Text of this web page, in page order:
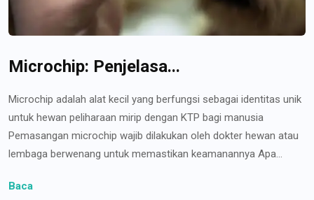
Microchip: Penjelasa...
Microchip adalah alat kecil yang berfungsi sebagai identitas unik
untuk hewan peliharaan mirip dengan KTP bagi manusia
Pemasangan microchip wajib dilakukan oleh dokter hewan atau
lembaga berwenang untuk memastikan keamanannya Apa...
Baca